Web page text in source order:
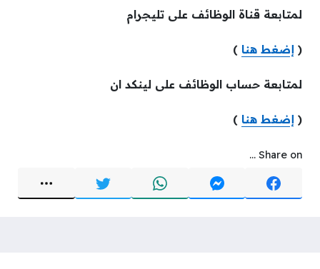
لمتابعة قناة الوظائف على تليجرام
( إضغط هنا )
لمتابعة حساب الوظائف على لينكد ان
( إضغط هنا )
Share on ...